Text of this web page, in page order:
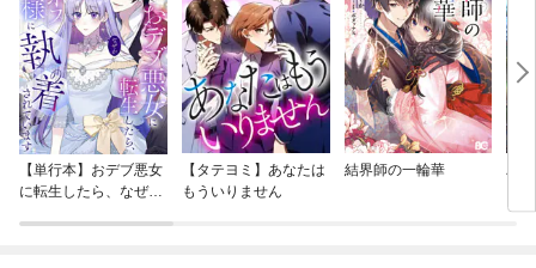
【単行本】おデブ悪女
に転生したら、なぜか
【タテヨミ】あなたは
もういりません
結界師の一輪華
バ
今